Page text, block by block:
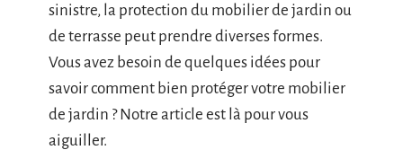
sinistre, la protection du mobilier de jardin ou
de terrasse peut prendre diverses formes.
Vous avez besoin de quelques idées pour
savoir comment bien protéger votre mobilier
de jardin ? Notre article est là pour vous
aiguiller.